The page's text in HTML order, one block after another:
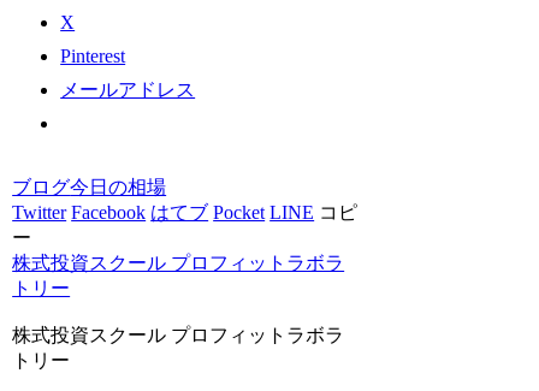
X
Pinterest
メールアドレス
ブログ今日の相場
Twitter Facebook はてブ Pocket LINE コピ
ー
株式投資スクール プロフィットラボラ
トリー
株式投資スクール プロフィットラボラ
トリー